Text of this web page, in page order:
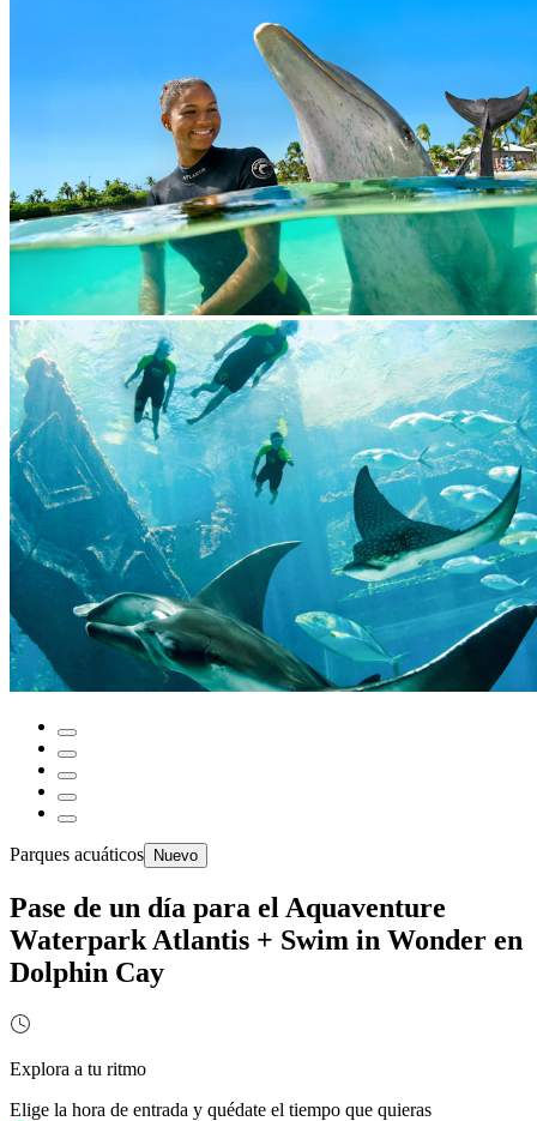
Parques acuáticos Nuevo
Pase de un día para el Aquaventure
Waterpark Atlantis + Swim in Wonder en
Dolphin Cay
Explora a tu ritmo
Elige la hora de entrada y quédate el tiempo que quieras